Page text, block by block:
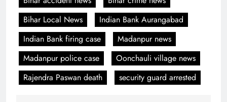
Bihar Local News
Indian Bank Aurangabad
Indian Bank firing case
Madanpur news
Madanpur police case
Oonchauli village news
Rajendra Paswan death
security guard arrested